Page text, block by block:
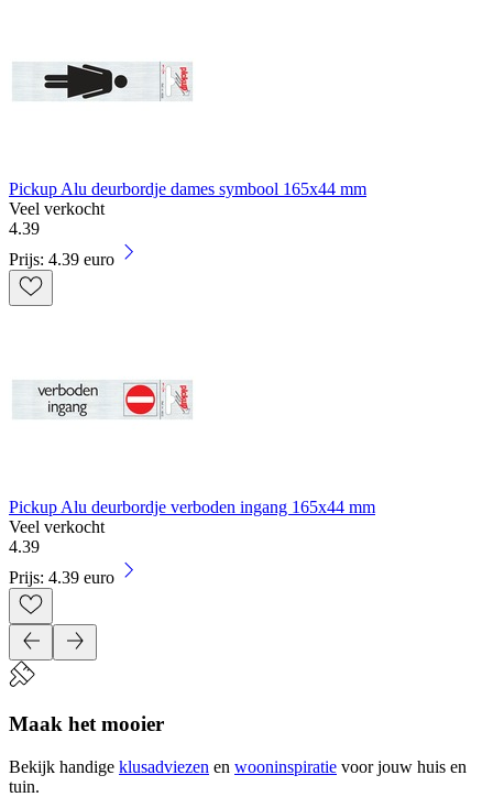
Pickup Alu deurbordje dames symbool 165x44 mm
Veel verkocht
4.39
Prijs: 4.39 euro
Pickup Alu deurbordje verboden ingang 165x44 mm
Veel verkocht
4.39
Prijs: 4.39 euro
Maak het mooier
Bekijk handige klusadviezen en wooninspiratie voor jouw huis en
tuin.